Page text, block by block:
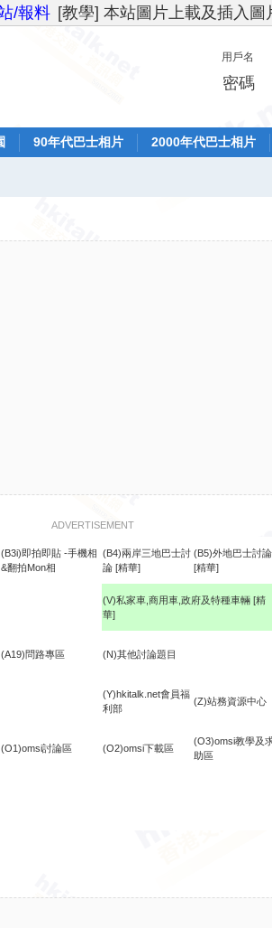
/報料 [教學] 本站圖片上載及插入圖
用戶名
密碼
90年代巴士相片 2000年代巴士相片
ADVERTISEMENT
(B3i)即拍即貼 -手機相
&翻拍Mon相
(B4)兩岸三地巴士討
論 [精華]
(B5)外地巴士討論
[精華]
(V)私家車,商用車,政府及特種車輛 [精
華]
(A19)問路專區 (N)其他討論題目
(Y)hkitalk.net會員福
利部
(Z)站務資源中心
(O1)omsi討論區 (O2)omsi下載區
(O3)omsi教學及
助區